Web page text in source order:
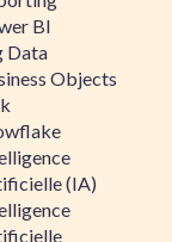
BI
Data
Objects
(IA)